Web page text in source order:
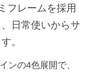
フレームを採用
日常使いからサ
。
ンの4色展開で、